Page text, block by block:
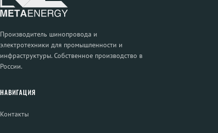
Производитель шинопровода и
электротехники для промышленности и
инфраструктуры. Собственное производство в
России.
НАВИГАЦИЯ
Контакты